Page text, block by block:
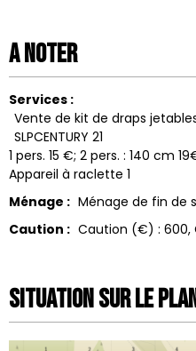
A noter
Services :
Vente de kit de draps
SLPCENTURY 21
1 pers. 15 €; 2 pers. : 140 cm
Appareil à raclette 1
Ménage : Ménage de fin de
Caution : Caution (€) : 600
Situation sur le